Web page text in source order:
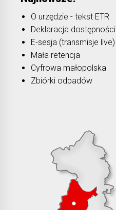
O urzędzie - tekst ETR
Deklaracja dostępności
E-sesja (transmisje live)
Mała retencja
Cyfrowa małopolska
Zbiórki odpadów